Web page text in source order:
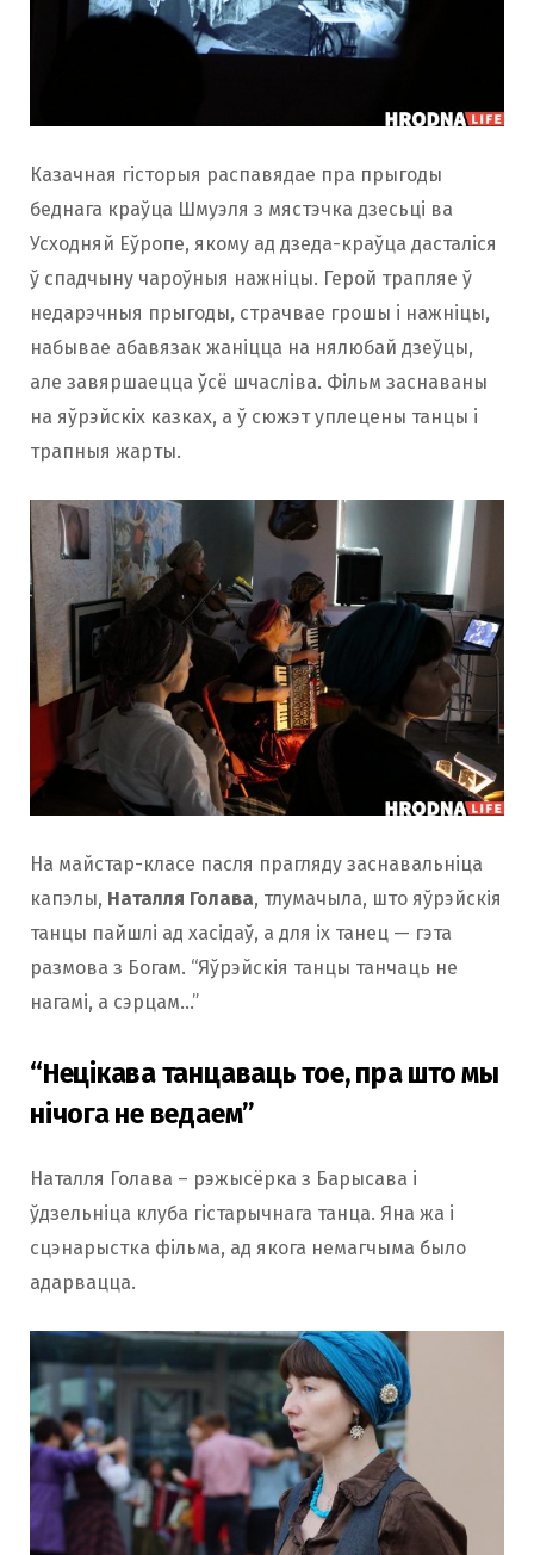
Казачная гісторыя распавядае пра прыгоды
беднага краўца Шмуэля з мястэчка дзесьці ва
Усходняй Еўропе, якому ад дзеда-краўца дасталіся
ў спадчыну чароўныя нажніцы. Герой трапляе ў
недарэчныя прыгоды, страчвае грошы і нажніцы,
набывае абавязак жаніцца на нялюбай дзеўцы,
але завяршаецца ўсё шчасліва. Фільм заснаваны
на яўрэйскіх казках, а ў сюжэт уплецены танцы і
трапныя жарты.
На майстар-класе пасля прагляду заснавальніца
капэлы, Наталля Голава, тлумачыла, што яўрэйскія
танцы пайшлі ад хасідаў, а для іх танец — гэта
размова з Богам. “Яўрэйскія танцы танчаць не
нагамі, а сэрцам…”
“Нецікава танцаваць тое, пра што мы
нічога не ведаем”
Наталля Голава – рэжысёрка з Барысава і
ўдзельніца клуба гістарычнага танца. Яна жа і
сцэнарыстка фільма, ад якога немагчыма было
адарвацца.